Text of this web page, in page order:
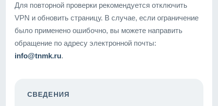
Для повторной проверки рекомендуется отключить
VPN и обновить страницу. В случае, если ограничение
было применено ошибочно, вы можете направить
обращение по адресу электронной почты:
info@tnmk.ru.
СВЕДЕНИЯ